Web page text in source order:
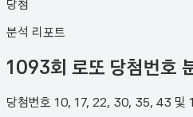
당첨
분석 리포트
1093회 로또 당첨번호
당첨번호 10, 17, 22, 30, 35, 43 및